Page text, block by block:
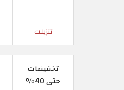
تنزيلات
تخفيضات
حتى 40%